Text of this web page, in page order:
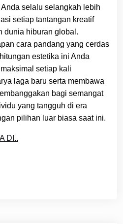
selalu selangkah lebih
setiap tantangan kreatif
dunia hiburan global.
cara pandang yang cerdas
estetika ini Anda
setiap kali
laga baru serta membawa
bagi semangat
yang tangguh di era
pilihan luar biasa saat ini.
DI..